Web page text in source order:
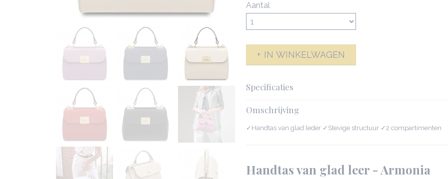
Aantal
IN WINKELWAGEN
Specificaties
Productcode
Netto gewicht
Bruto gewicht
1,05 Kg
Omschrijving
✓Handtas van glad leder ✓Stevige structuur ✓2 compartimenten
Handtas van glad leer - Armonia